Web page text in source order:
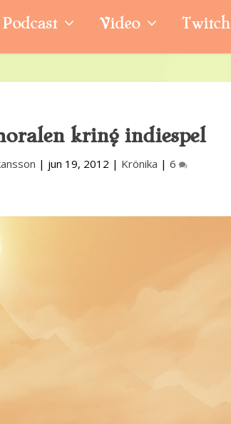
Podcast Video Twitch
kring indiespel
| jun 19, 2012 | Krönika | 6